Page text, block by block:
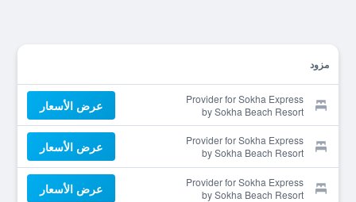
مزود
Provider for Sokha Express
by Sokha Beach Resort
عرض الأسعار
Provider for Sokha Express
by Sokha Beach Resort
عرض الأسعار
Provider for Sokha Express
by Sokha Beach Resort
عرض الأسعار